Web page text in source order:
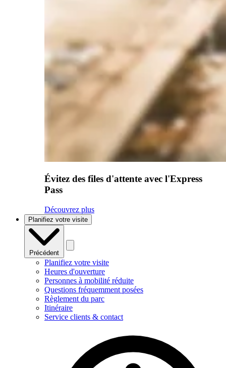
Évitez des files d'attente avec l'Express
Pass
Découvrez plus
Planifiez votre visite
Précédent
Planifiez votre visite
Heures d'ouverture
Personnes à mobilité réduite
Questions fréquemment posées
Règlement du parc
Itinéraire
Service clients & contact